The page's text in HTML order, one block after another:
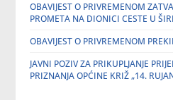
OBAVIJEST O PRIVREMENOM
PROMETA NA DIONICI CESTE U
OBAVIJEST O PRIVREMENOM
JAVNI POZIV ZA PRIKUPLJANJE
PRIZNANJA OPĆINE KRIŽ „14.